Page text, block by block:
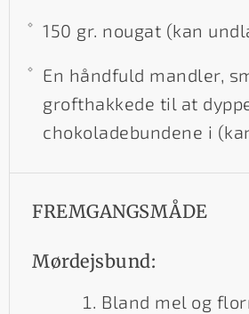
150 gr. nougat (kan
En håndfuld mandler,
grofthakkede til at
chokoladebundene i
FREMGANGSMÅDE
Mørdejsbund:
Bland mel og